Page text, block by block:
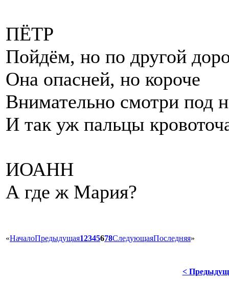
ПЁТР
Пойдём, но по другой
Она опасней, но короче
Внимательно смотри под
И так уж пальцы
ИОАНН
А где ж Мария?
«НачалоПредыдущая12345678СледующаяПоследняя»
<